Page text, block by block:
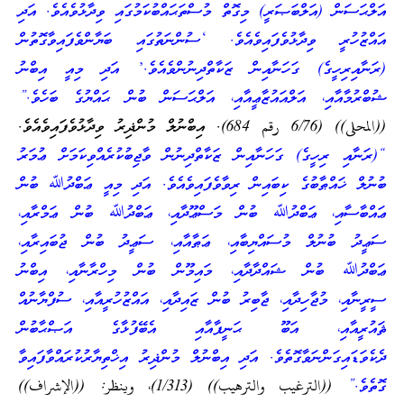
އަލްޙަސަން (އަލްބަޞަރީ) މިގޮތް މުސްތަޙައްބުކަމުގައި ވިދާޅުވެއެވެ. އަދި
އައްޒުހުރީ ވިދާޅުވެފައިވެއެވެ. ‘ސުންނަތުގައި ބަޔާންވެފައިވާގޮތުން
(ރަނާއިރިހީގެ) ގަހަނާއިން ޒަކާތްދިނުންވެއެވެ.’ އަދި މިއީ އިބްނު
ޝުބްރުމާއާއި، އަލްއައުޒާޢީއާއި، އަލްޙަސަން ބުން ޙައްޔުގެ ބަހެވެ.”
((المحلى)) (6/76 رقم 684). އިބްނުލް މުންޛިރު ވިދާޅުވެފައިވެއެވެ.
“(ރަނާއި ރިހީގެ) ގަހަނާއިން ޒަކާތްދިނުން ވާޖިބުކުރެއްވިކަމަށް ޢުމަރު
ބުނުލް ޚައްޠާބުގެ ކިބައިން ރިވާވެފައިވެއެވެ. އަދި މިއީ ޢަބްދުﷲ ބުން
ޢައްބާސާއި، ޢަބްދުﷲ ބުން މަސްޢޫދާއި، ޢަބްދުﷲ ބުން ޢަމްރާއި،
ސަޢީދު ބުނުލް މުސައްޔިބާއި، ޢަޠާއާއި، ސަޢީދު ބުން ޖުބައިރާއި،
ޢަބްދުﷲ ބުން ޝައްދާދާއި، މައިމޫން ބުން މިހްރާނާއި، އިބްނު
ސީރީނާއި، މުޖާހިދާއި، ޖާބިރު ބުން ޒައިދާއި، އައްޒުހުރީއާއި، ސުފްޔާނުއް
ޘައުރީއާއި، އަބޫ ޙަނީފާއާއި އެބޭފުޅާގެ އަޞްޙާބުން
ދެކެވަޑައިގަންނަވާގޮތެވެ. އަދި އިބްނުލް މުންޛިރު އިޚްތިޔާރުކުރައްވާފައިވާ
ގޮތެވެ.”
((الترغيب والترهيب)) (1/313)، وينظر: ((الإشراف))